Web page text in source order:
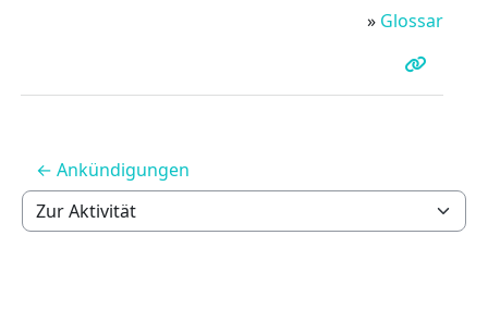
» Glossar
← Ankündigungen
Zur Aktivität